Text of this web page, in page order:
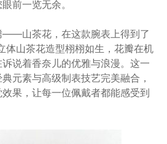
前一览无余。
——山茶花，在这款腕表上得到了
体山茶花造型栩栩如生，花瓣在机
说着香奈儿的优雅与浪漫。这一
元素与高级制表技艺完美融合，
果，让每一位佩戴者都能感受到